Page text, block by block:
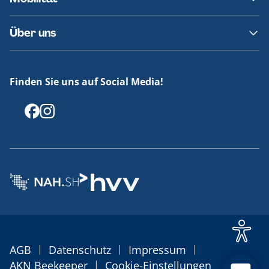
Fundsachen
Häufige Fragen
Barrierefreies Reisen
Erklärung Barrierefreiheit
Über uns
Offenlegungen
Finden Sie uns auf Social Media!
AGB | Datenschutz | Impressum |
AKN Beekeeper | Cookie-Einstellungen